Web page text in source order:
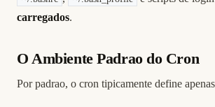
carregados.
O Ambiente Padrao do Cron
Por padrao, o cron tipicamente define